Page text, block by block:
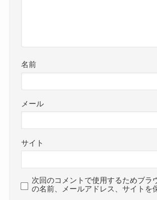
名前
メール
サイト
次回のコメントで使用するためブラ
の名前、メールアドレス、サイトを